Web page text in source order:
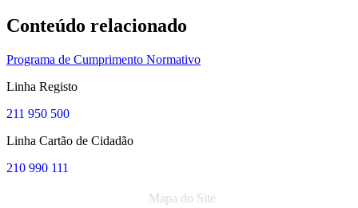
Conteúdo relacionado
Programa de Cumprimento Normativo
Linha Registo
211 950 500
Linha Cartão de Cidadão
210 990 111
Mapa do Site